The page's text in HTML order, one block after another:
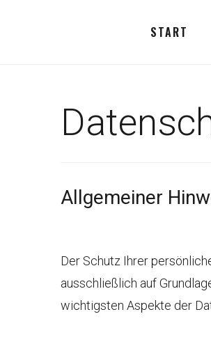
START
Allgemeiner
Der Schutz Ihrer
ausschließlich auf
wichtigsten Aspekte der